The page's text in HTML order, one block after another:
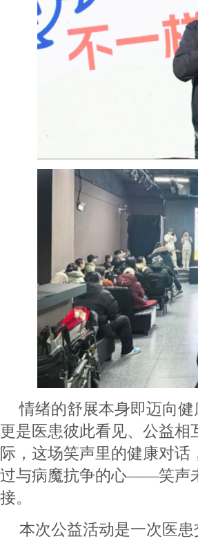
情绪的舒展本身即迈向
更是医患彼此看见、公益
际，这场笑声里的健康对
过与病魔抗争的心——笑声
接。
本次公益活动是一次医